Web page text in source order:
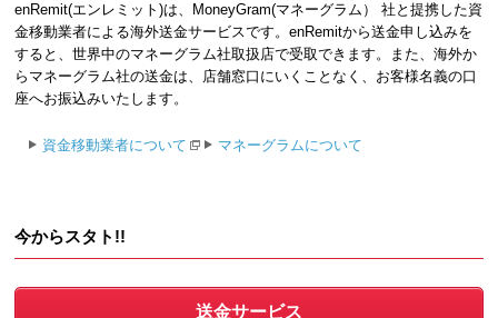
enRemit(エンレミット)は、MoneyGram(マネーグラム） 社と提携した資
金移動業者による海外送金サービスです。enRemitから送金申し込みを
すると、世界中のマネーグラム社取扱店で受取できます。また、海外か
らマネーグラム社の送金は、店舗窓口にいくことなく、お客様名義の口
座へお振込みいたします。
資金移動業者について マネーグラムについて
今からスタト!!